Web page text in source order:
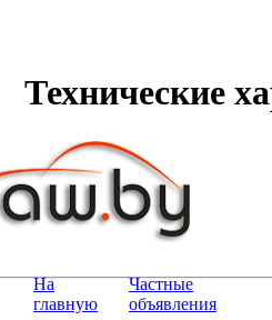
Технические
На
главную
Частные
объявления